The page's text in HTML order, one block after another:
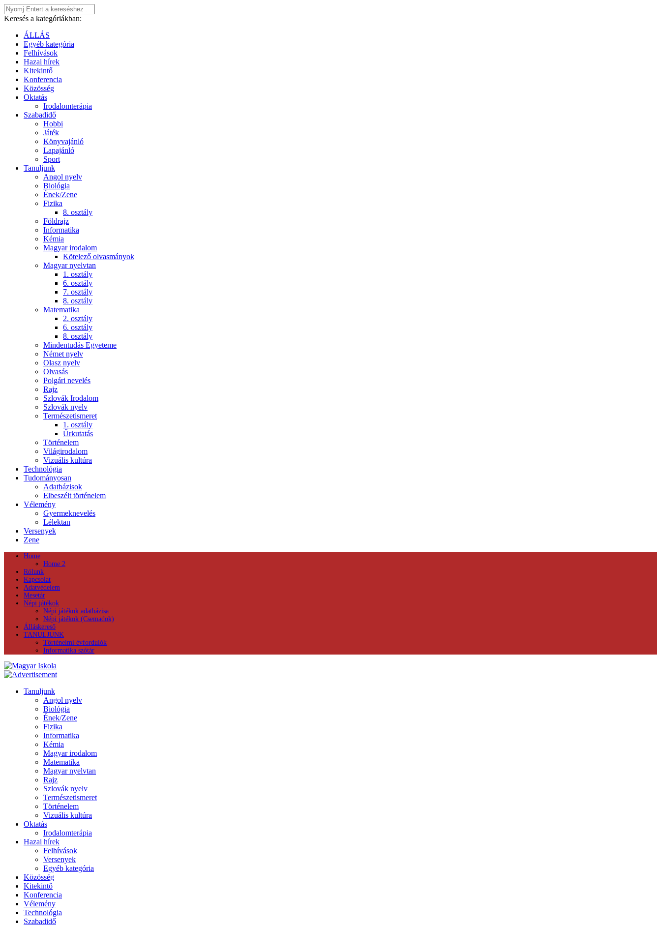
Keresés a kategóriákban:
ÁLLÁS
Egyéb kategória
Felhívások
Hazai hírek
Kitekintő
Konferencia
Közösség
Oktatás
Irodalomterápia
Szabadidő
Hobbi
Játék
Könyvajánló
Lapajánló
Sport
Tanuljunk
Angol nyelv
Biológia
Ének/Zene
Fizika
8. osztály
Földrajz
Informatika
Kémia
Magyar irodalom
Kötelező olvasmányok
Magyar nyelvtan
1. osztály
6. osztály
7. osztály
8. osztály
Matematika
2. osztály
6. osztály
8. osztály
Mindentudás Egyeteme
Német nyelv
Olasz nyelv
Olvasás
Polgári nevelés
Rajz
Szlovák Irodalom
Szlovák nyelv
Természetismeret
1. osztály
Űrkutatás
Történelem
Világirodalom
Vizuális kultúra
Technológia
Tudományosan
Adatbázisok
Elbeszélt történelem
Vélemény
Gyermeknevelés
Lélektan
Versenyek
Zene
Home
Home 2
Rólunk
Kapcsolat
Adatvédelem
Mesetár
Népi játékok
Népi játékok adatbázisa
Népi játékok (Csemadok)
Álláskereső
TANULJUNK
Történelmi évfordulók
Informatika szótár
Tanuljunk
Angol nyelv
Biológia
Ének/Zene
Fizika
Informatika
Kémia
Magyar irodalom
Matematika
Magyar nyelvtan
Rajz
Szlovák nyelv
Természetismeret
Történelem
Vizuális kultúra
Oktatás
Irodalomterápia
Hazai hírek
Felhívások
Versenyek
Egyéb kategória
Közösség
Kitekintő
Konferencia
Vélemény
Technológia
Szabadidő